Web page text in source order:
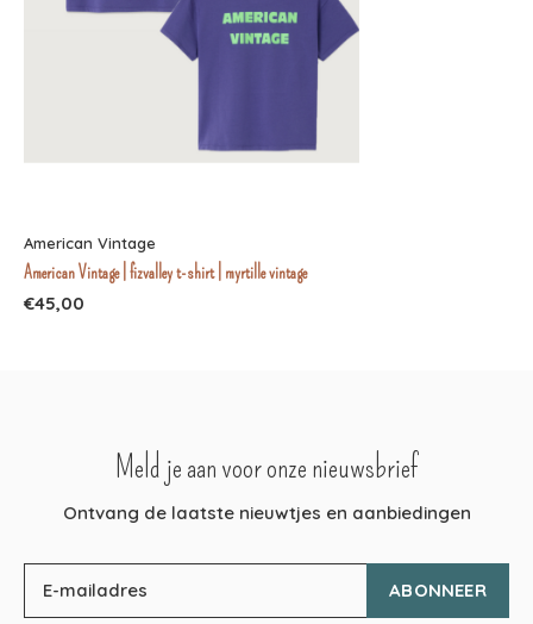
American Vintage
American Vintage | fizvalley t-shirt | myrtille vintage
€45,00
Meld je aan voor onze nieuwsbrief
Ontvang de laatste nieuwtjes en aanbiedingen
ABONNEER